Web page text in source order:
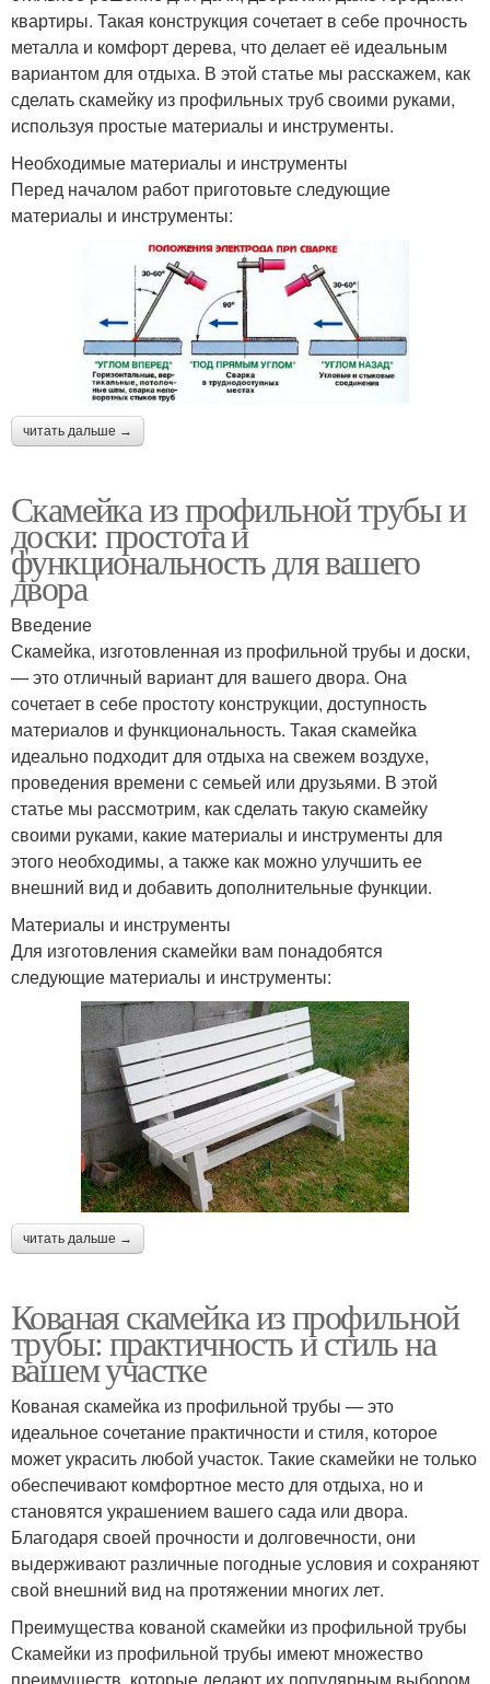
квартиры. Такая конструкция сочетает в себе прочность
металла и комфорт дерева, что делает её идеальным
вариантом для отдыха. В этой статье мы расскажем, как
сделать скамейку из профильных труб своими руками,
используя простые материалы и инструменты.
Необходимые материалы и инструменты
Перед началом работ приготовьте следующие
материалы и инструменты:
читать дальше →
Скамейка из профильной трубы и
доски: простота и
функциональность для вашего
двора
Введение
Скамейка, изготовленная из профильной трубы и доски,
— это отличный вариант для вашего двора. Она
сочетает в себе простоту конструкции, доступность
материалов и функциональность. Такая скамейка
идеально подходит для отдыха на свежем воздухе,
проведения времени с семьей или друзьями. В этой
статье мы рассмотрим, как сделать такую скамейку
своими руками, какие материалы и инструменты для
этого необходимы, а также как можно улучшить ее
внешний вид и добавить дополнительные функции.
Материалы и инструменты
Для изготовления скамейки вам понадобятся
следующие материалы и инструменты:
читать дальше →
Кованая скамейка из профильной
трубы: практичность и стиль на
вашем участке
Кованая скамейка из профильной трубы — это
идеальное сочетание практичности и стиля, которое
может украсить любой участок. Такие скамейки не только
обеспечивают комфортное место для отдыха, но и
становятся украшением вашего сада или двора.
Благодаря своей прочности и долговечности, они
выдерживают различные погодные условия и сохраняют
свой внешний вид на протяжении многих лет.
Преимущества кованой скамейки из профильной трубы
Скамейки из профильной трубы имеют множество